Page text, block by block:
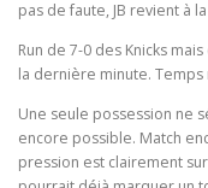
pas de faute, JB revient à
Run de 7-0 des Knicks
la dernière minute. Temps
Une seule possession ne
encore possible. Match
pression est clairement